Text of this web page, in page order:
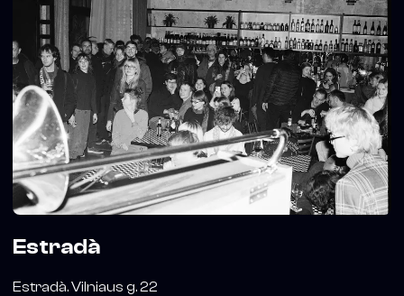
Estradà
Estradà. Vilniaus g. 22